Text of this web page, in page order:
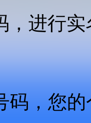
，进行
码，您